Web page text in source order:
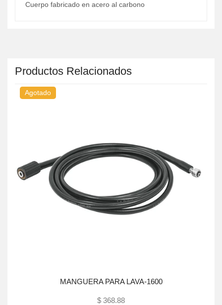
Cuerpo fabricado en acero al carbono
Productos Relacionados
Agotado
MANGUERA PARA LAVA-1600
$ 368.88